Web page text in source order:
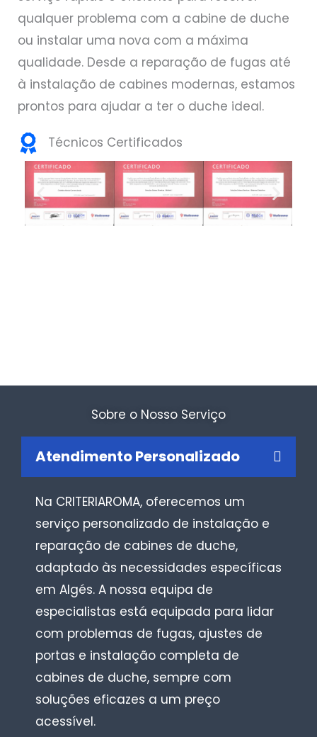
qualquer problema com a cabine de duche
ou instalar uma nova com a máxima
qualidade. Desde a reparação de fugas até
à instalação de cabines modernas, estamos
prontos para ajudar a ter o duche ideal.
Técnicos Certificados
Sobre o Nosso Serviço
Atendimento Personalizado
Na CRITERIAROMA, oferecemos um
serviço personalizado de instalação e
reparação de cabines de duche,
adaptado às necessidades específicas
em Algés. A nossa equipa de
especialistas está equipada para lidar
com problemas de fugas, ajustes de
portas e instalação completa de
cabines de duche, sempre com
soluções eficazes a um preço
acessível.